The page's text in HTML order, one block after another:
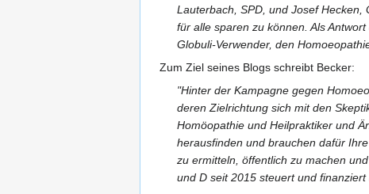
Lauterbach, SPD, und Josef
für alle sparen zu können. Als
Globuli-Verwender, den
Zum Ziel seines Blogs schreibt Becker:
"Hinter der Kampagne gegen
deren Zielrichtung sich mit den
Homöopathie und Heilpraktiker und
herausfinden und brauchen dafür
zu ermitteln, öffentlich zu machen
und D seit 2015 steuert und